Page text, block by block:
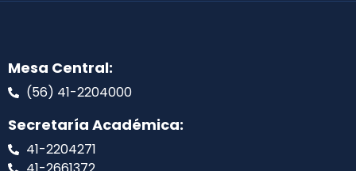
Mesa Central:
(56) 41-2204000
Secretaría Académica:
41-2204271